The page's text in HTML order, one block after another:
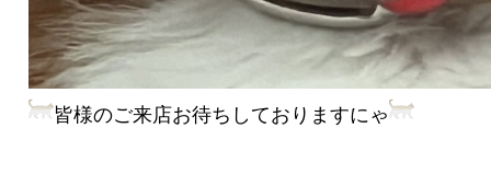
皆様のご来店お待ちしておりますにゃ